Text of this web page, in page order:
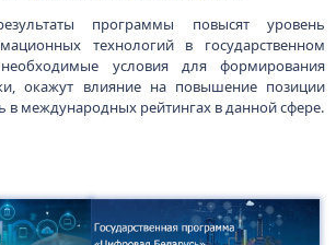
программы повысят уровень
технологий в государственном
необходимые условия для формирования
окажут влияние на повышение позиции
в международных рейтингах в данной сфере.